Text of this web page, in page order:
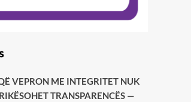
VEPRON ME INTEGRITET NUK
TRANSPARENCËS —